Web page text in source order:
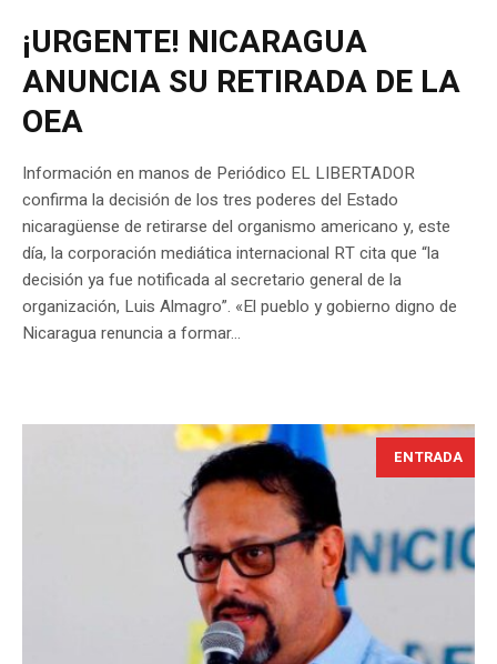
¡URGENTE! NICARAGUA
ANUNCIA SU RETIRADA DE LA
OEA
Información en manos de Periódico EL LIBERTADOR
confirma la decisión de los tres poderes del Estado
nicaragüense de retirarse del organismo americano y, este
día, la corporación mediática internacional RT cita que “la
decisión ya fue notificada al secretario general de la
organización, Luis Almagro”. «El pueblo y gobierno digno de
Nicaragua renuncia a formar...
ENTRADA